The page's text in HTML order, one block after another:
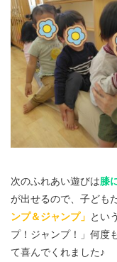
次のふれあい遊びは膝
が出せるので、子ども
ンプ＆ジャンプ」 とい
プ！ジャンプ！」何度
て喜んでくれました♪